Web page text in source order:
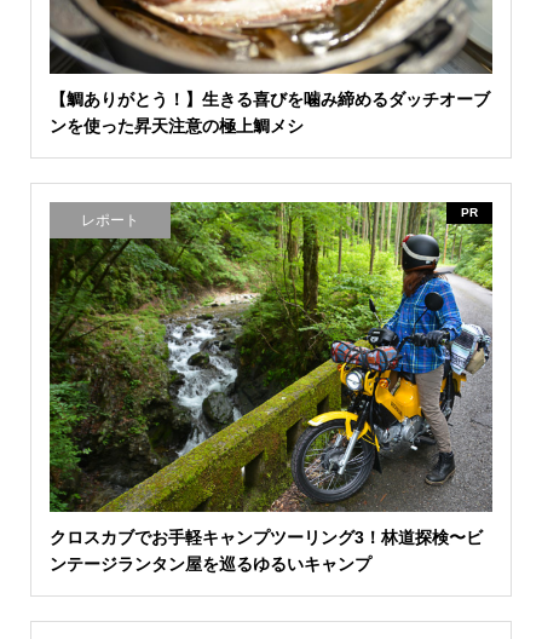
【鯛ありがとう！】生きる喜びを噛み締めるダッチオーブ
ンを使った昇天注意の極上鯛メシ
レポート PR
クロスカブでお手軽キャンプツーリング3！林道探検〜ビ
ンテージランタン屋を巡るゆるいキャンプ